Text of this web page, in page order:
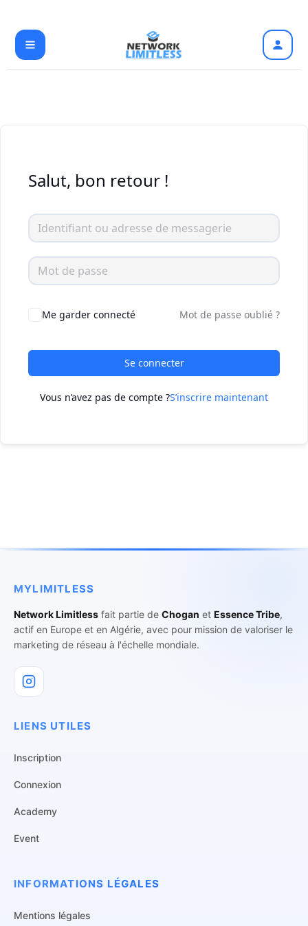
Aller
au
contenu
Salut, bon retour !
Me garder connecté Mot de passe oublié ?
Se connecter
Vous n’avez pas de compte ?S’inscrire maintenant
MYLIMITLESS
Network Limitless fait partie de Chogan et Essence Tribe,
actif en Europe et en Algérie, avec pour mission de valoriser le
marketing de réseau à l'échelle mondiale.
LIENS UTILES
Inscription
Connexion
Academy
Event
INFORMATIONS LÉGALES
Mentions légales